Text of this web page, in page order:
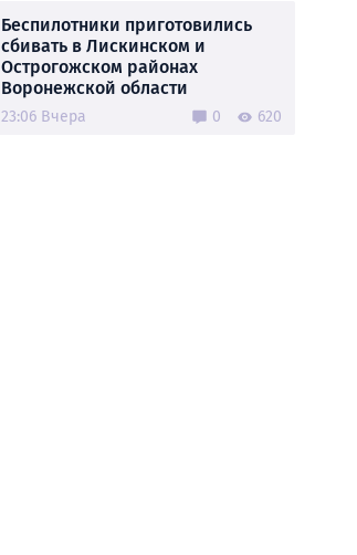
Беспилотники приготовились
сбивать в Лискинском и
Острогожском районах
Воронежской области
23:06 Вчера 0 620